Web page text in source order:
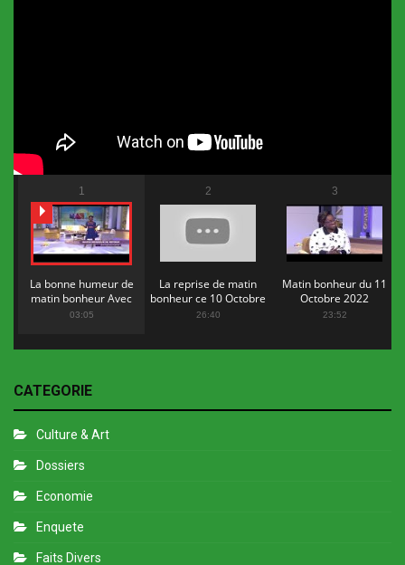
1
La bonne humeur de
matin bonheur Avec
Flopy Mendosa
03:05
2
La reprise de matin
bonheur ce 10 Octobre
2022
26:40
3
Matin bonheur du 11
Octobre 2022
23:52
CATEGORIE
Culture & Art
Dossiers
Economie
Enquete
Faits Divers